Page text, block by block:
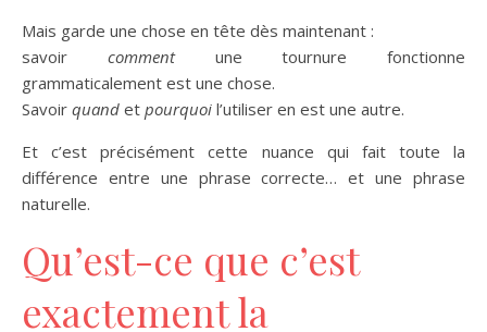
Mais garde une chose en tête dès maintenant :
savoir commentune tournure fonctionne
grammaticalement est une chose.
Savoir quand et pourquoi l’utiliser en est une autre.
Et c’est précisément cette nuance qui fait toute la
différence entre une phrase correcte… et une phrase
naturelle.
Qu’est-ce que c’est
exactement la